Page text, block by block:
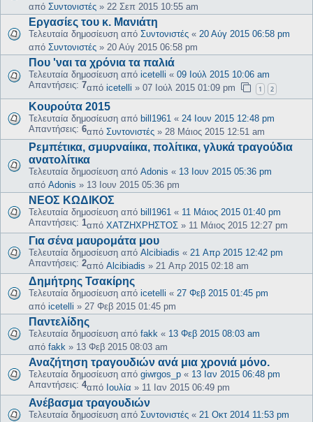
από Συντονιστές » 22 Σεπ 2015 10:55 am
Εργασίες του κ. Μανιάτη
Τελευταία δημοσίευση από Συντονιστές « 20 Αύγ 2015 06:58 pm
από Συντονιστές » 20 Αύγ 2015 06:58 pm
Που 'ναι τα χρόνια τα παλιά
Τελευταία δημοσίευση από icetelli « 09 Ιούλ 2015 10:06 am
Απαντήσεις: 7από icetelli » 07 Ιούλ 2015 01:09 pm 1 2
Κουρούτα 2015
Τελευταία δημοσίευση από bill1961 « 24 Ιουν 2015 12:48 pm
Απαντήσεις: 6από Συντονιστές » 28 Μάιος 2015 12:51 am
Ρεμπέτικα, σμυρναίικα, πολίτικα, γλυκά τραγούδια
ανατολίτικα
Τελευταία δημοσίευση από Adonis « 13 Ιουν 2015 05:36 pm
από Adonis » 13 Ιουν 2015 05:36 pm
ΝΕΟΣ ΚΩΔΙΚΟΣ
Τελευταία δημοσίευση από bill1961 « 11 Μάιος 2015 01:40 pm
Απαντήσεις: 1από ΧΑΤΖΗΧΡΗΣΤΟΣ » 11 Μάιος 2015 12:27 pm
Για σένα μαυρομάτα μου
Τελευταία δημοσίευση από Alcibiadis « 21 Απρ 2015 12:42 pm
Απαντήσεις: 2από Alcibiadis » 21 Απρ 2015 02:18 am
Δημήτρης Τσακίρης
Τελευταία δημοσίευση από icetelli « 27 Φεβ 2015 01:45 pm
από icetelli » 27 Φεβ 2015 01:45 pm
Παντελίδης
Τελευταία δημοσίευση από fakk « 13 Φεβ 2015 08:03 am
από fakk » 13 Φεβ 2015 08:03 am
Αναζήτηση τραγουδιών ανά μια χρονιά μόνο.
Τελευταία δημοσίευση από giwrgos_p « 13 Ιαν 2015 06:48 pm
Απαντήσεις: 4από Ιουλία » 11 Ιαν 2015 06:49 pm
Ανέβασμα τραγουδιών
Τελευταία δημοσίευση από Συντονιστές « 21 Οκτ 2014 11:53 pm